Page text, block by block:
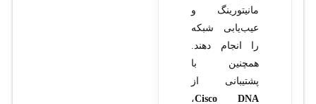
مانیتورینگ و
عیب‌یابی شبکه
را انجام دهند.
همچنین با
پشتیبانی از
Cisco DNA،